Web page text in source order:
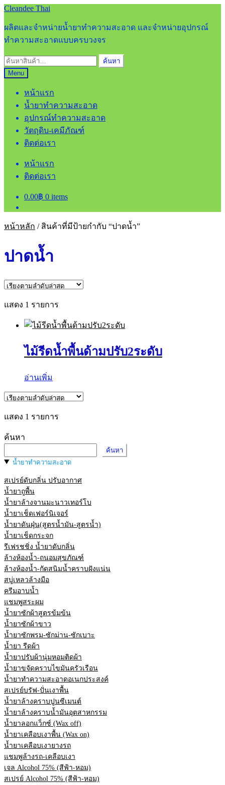
Skip
navigation
Skip
content
Cleandee Thai
ผลิตและจำหน่ายน้ำยาทำความสะอาด และจำหน่ายอุปกรณ์
ทำความสะอาดแบบครบวงจร
ค้นหา:
ค้นหา
Menu
หน้าแรก
น้ำยาทำความสะอาด
อุปกรณ์ทำความสะอาด
วัตถุดิบ-เคมีภัณฑ์
ติดต่อเรา
หน้าแรก
ติดต่อเรา
0.00฿ 0 items
หน้าหลัก / สินค้าที่มีป้ายกำกับ “ปาดน้ำ”
ปาดน้ำ
แสดง 1 รายการ
ไม้รีดน้ำพื้นด้ามปรับ2ระดับ
อ่านเพิ่ม
แสดง 1 รายการ
ค้นหา
ค้นหา
น้ำยาทำความสะอาด
สเปรย์ดับกลิ่น ปรับอากาศ
น้ำยาถูพื้น
น้ำยาล้างจานมะนาวเทอร์โบ
น้ำยาเช็ดเฟอร์นิเจอร์
น้ำยาดันฝุ่น(สูตรน้ำมัน-สูตรน้ำ)
น้ำยาเช็ดกระจก
รีเฟรชชิ่ง น้ำยาดับกลิ่น
ล้างห้องน้ำ-ถนอมสุขภัณฑ์
ล้างห้องน้ำ-กัดสนิมน้ำคราบฝังแน่น
สบู่เหลวล้างมือ
ครีมอาบน้ำ
แชมพูสระผม
น้ำยาซักผ้าสูตรข้มข้น
น้ำยาซักผ้าขาว
น้ำยาซักพรม-ซักม่าน-ซักเบาะ
น้ำยา รีดผ้า
น้ำยาปรับผ้านุ่มหอมติดผ้า
น้ำยาขจัดคราบไขมันครัวเรือน
น้ำยาทำความสะอาดอเนกประสงค์
สเปรย์บรัฟ-ปั่นเงาพื้น
น้ำยาล้างคราบปูนซีเมนต์
น้ำยาล้างคราบน้ำมันอุตสาหกรรม
น้ำยาลอกแว็กซ์ (Wax off)
น้ำยาเคลือบเงาพื้น (Wax on)
น้ำยาเคลือบเงายางรถ
แชมพูล้างรถ-เคลือบเงา
เจล Alcohol 75% (สีฟ้า-หอม)
สเปรย์ Alcohol 75% (สีฟ้า-หอม)